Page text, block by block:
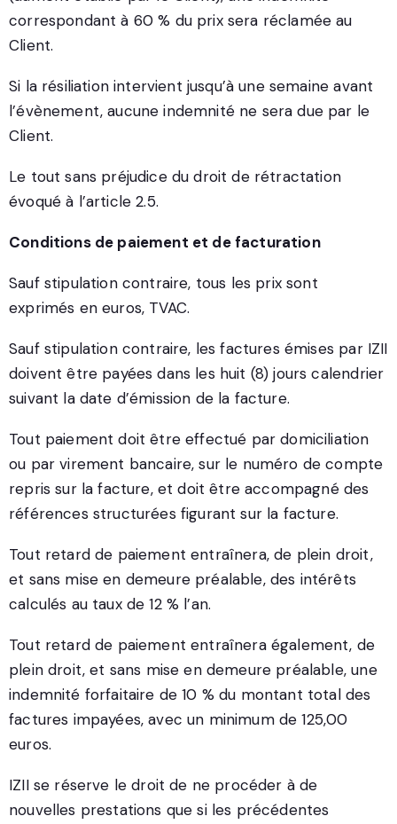
correspondant à 60 % du prix sera réclamée au
Client.
Si la résiliation intervient jusqu’à une semaine avant
l’évènement, aucune indemnité ne sera due par le
Client.
Le tout sans préjudice du droit de rétractation
évoqué à l’article 2.5.
Conditions de paiement et de facturation
Sauf stipulation contraire, tous les prix sont
exprimés en euros, TVAC.
Sauf stipulation contraire, les factures émises par IZII
doivent être payées dans les huit (8) jours calendrier
suivant la date d’émission de la facture.
Tout paiement doit être effectué par domiciliation
ou par virement bancaire, sur le numéro de compte
repris sur la facture, et doit être accompagné des
références structurées figurant sur la facture.
Tout retard de paiement entraînera, de plein droit,
et sans mise en demeure préalable, des intérêts
calculés au taux de 12 % l’an.
Tout retard de paiement entraînera également, de
plein droit, et sans mise en demeure préalable, une
indemnité forfaitaire de 10 % du montant total des
factures impayées, avec un minimum de 125,00
euros.
IZII se réserve le droit de ne procéder à de
nouvelles prestations que si les précédentes